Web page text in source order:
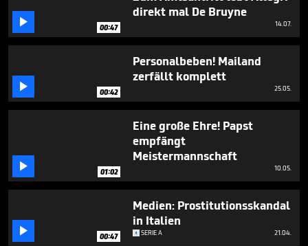
 00:47
direkt mal De Bruyne
14.07.
 00:42
Personalbeben! Mailand
zerfällt komplett
25.05.
 01:02
Eine große Ehre! Papst
empfängt
Meistermannschaft
10.05.
 00:47
Medien: Prostitutionsskandal
in Italien
SERIE A 21.04.